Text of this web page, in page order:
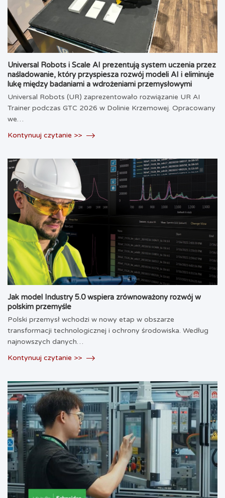
Universal Robots i Scale AI prezentują system uczenia przez
naśladowanie, który przyspiesza rozwój modeli AI i eliminuje
lukę między badaniami a wdrożeniami przemysłowymi
Universal Robots (UR) zaprezentowało rozwiązanie UR AI
Trainer podczas GTC 2026 w Dolinie Krzemowej. Opracowany
we…
Kontynuuj czytanie >>
Jak model Industry 5.0 wspiera zrównoważony rozwój w
polskim przemyśle
Polski przemysł wchodzi w nowy etap w obszarze
transformacji technologicznej i ochrony środowiska. Według
najnowszych danych…
Kontynuuj czytanie >>